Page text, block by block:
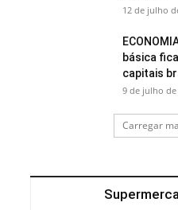
12 de julho
básica
capitais
9 de julho de
Carregar